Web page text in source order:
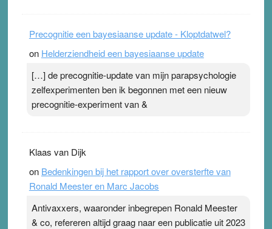
Precognitie een bayesiaanse update - Kloptdatwel?
on Helderziendheid een bayesiaanse update
[…] de precognitie-update van mijn parapsychologie
zelfexperimenten ben ik begonnen met een nieuw
precognitie-experiment van &
Klaas van Dijk
on Bedenkingen bij het rapport over oversterfte van
Ronald Meester en Marc Jacobs
Antivaxxers, waaronder inbegrepen Ronald Meester
& co, refereren altijd graag naar een publicatie uit 2023